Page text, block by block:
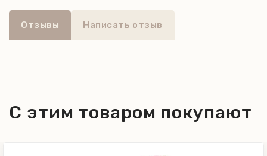
них насыщенные жирные кислоты -
Отзывы Написать отзыв
С этим товаром покупают